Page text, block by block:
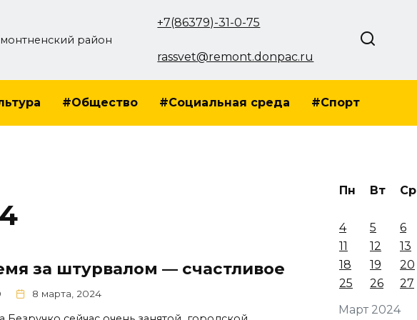
район
+7(86379)-31-0-75
rassvet@remont.donpac.ru
#Общество #Социальная среда #Спорт
за штурвалом — счастливое
8 марта, 2024
Март 2024
Пн Вт Ср
4
5 6
11
12 13
18
19 20
25
26 27